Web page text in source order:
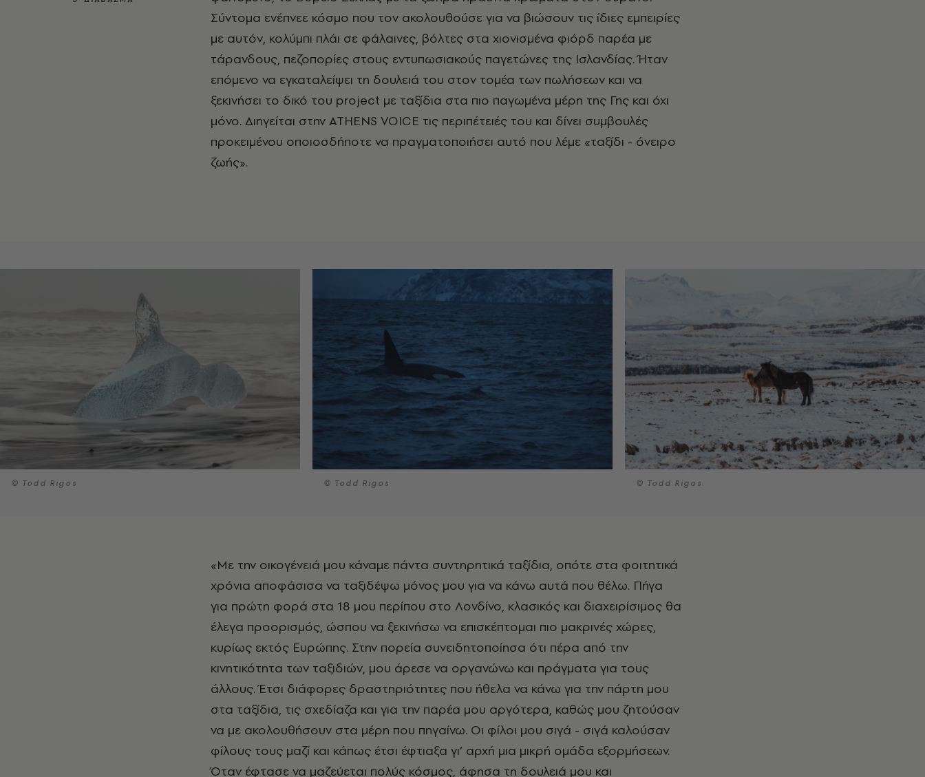
Σύντομα ενέπνεε κόσμο που τον ακολουθούσε για να βιώσουν τις ίδιες εμπειρίες
με αυτόν, κολύμπι πλάι σε φάλαινες, βόλτες στα χιονισμένα φιόρδ παρέα με
τάρανδους, πεζοπορίες στους εντυπωσιακούς παγετώνες της Ισλανδίας. Ήταν
επόμενο να εγκαταλείψει τη δουλειά του στον τομέα των πωλήσεων και να
ξεκινήσει το δικό του project με ταξίδια στα πιο παγωμένα μέρη της Γης και όχι
μόνο. Διηγείται στην ATHENS VOICE τις περιπέτειές του και δίνει συμβουλές
προκειμένου οποιοσδήποτε να πραγματοποιήσει αυτό που λέμε «ταξίδι - όνειρο
ζωής».
© Todd Rigos © Todd Rigos © Todd Rigos
«Με την οικογένειά μου κάναμε πάντα συντηρητικά ταξίδια, οπότε στα φοιτητικά
χρόνια αποφάσισα να ταξιδέψω μόνος μου για να κάνω αυτά που θέλω. Πήγα
για πρώτη φορά στα 18 μου περίπου στο Λονδίνο, κλασικός και διαχειρίσιμος θα
έλεγα προορισμός, ώσπου να ξεκινήσω να επισκέπτομαι πιο μακρινές χώρες,
κυρίως εκτός Ευρώπης. Στην πορεία συνειδητοποίησα ότι πέρα από την
κινητικότητα των ταξιδιών, μου άρεσε να οργανώνω και πράγματα για τους
άλλους. Έτσι διάφορες δραστηριότητες που ήθελα να κάνω για την πάρτη μου
στα ταξίδια, τις σχεδίαζα και για την παρέα μου αργότερα, καθώς μου ζητούσαν
να με ακολουθήσουν στα μέρη που πηγαίνω. Οι φίλοι μου σιγά - σιγά καλούσαν
φίλους τους μαζί και κάπως έτσι έφτιαξα γι’ αρχή μια μικρή ομάδα εξορμήσεων.
Όταν έφτασε να μαζεύεται πολύς κόσμος, άφησα τη δουλειά μου και